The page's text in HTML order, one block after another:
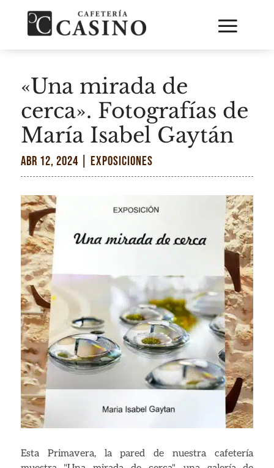
«Una mirada de
cerca». Fotografías de
María Isabel Gaytán
Abr 12, 2024| EXPOSICIONES
Esta Primavera, la pared de nuestra cafetería
Necesarias
Estas
cookies no
son
opcionales.
Son
necesarias
funcione la
web.